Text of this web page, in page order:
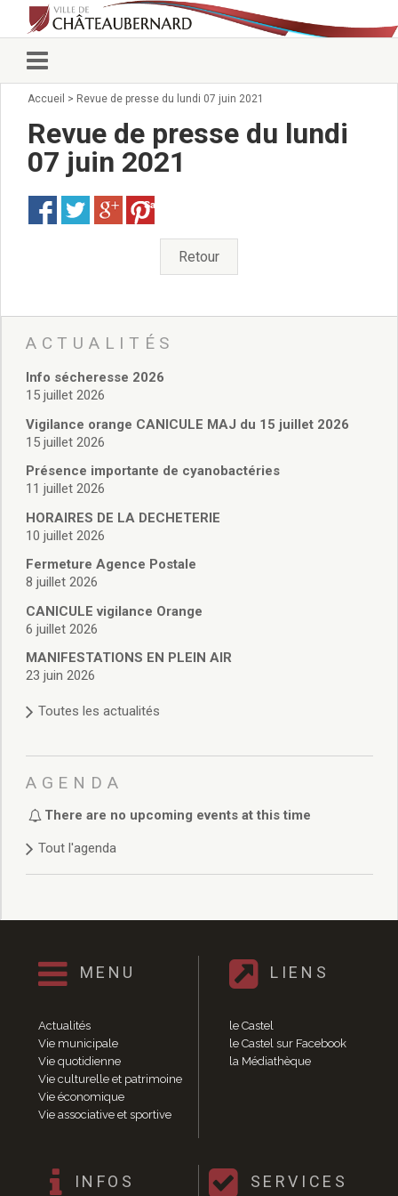
Vie municipale
Conseillers municipaux
Commissions 2026
Arrêtés du Maire
Services municipaux
Pour venir nous voir
administratives
Services Techniques
Affaires Scolaires
Vie associative
Police Municipale/règlementation
Cimetière/réglementation funéraire
Services en ligne
Licences boissons
Cadastre
Actes d’état civil
Budget de Fonctionnement
Budget d’Investissement
Conseils municipaux
Règlement du conseil municipal
Délibérations 2025
Délibérations 2022
Délibérations 2021
Délibérations 2020
Délibérations 2019
Délibérations 2018
Délibérations 2014
Délibérations 2013
Délibérations 2011
Délibérations 2010
Délibérations 2009
Délibérations 2008
Agenda réunions publiques
Marchés publics
Vie quotidienne
Accueil > Revue de presse du lundi 07 juin 2021
Revue de presse du lundi
07 juin 2021
Save
Retour
ACTUALITÉS
Info sécheresse 2026
15 juillet 2026
Vigilance orange CANICULE MAJ du 15 juillet 2026
15 juillet 2026
Présence importante de cyanobactéries
11 juillet 2026
HORAIRES DE LA DECHETERIE
10 juillet 2026
Fermeture Agence Postale
8 juillet 2026
CANICULE vigilance Orange
6 juillet 2026
MANIFESTATIONS EN PLEIN AIR
23 juin 2026
Toutes les actualités
AGENDA
There are no upcoming events at this time
Tout l'agenda
MENU
Actualités
Vie municipale
Vie quotidienne
Vie culturelle et patrimoine
Vie économique
Vie associative et sportive
LIENS
le Castel
le Castel sur Facebook
la Médiathèque
INFOS SERVICES